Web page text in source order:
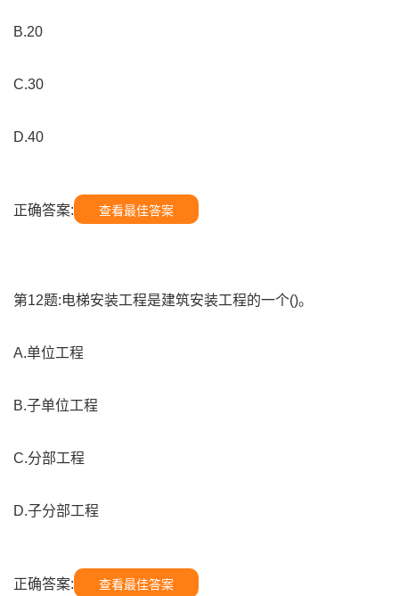
B.20
C.30
D.40
正确答案: 查看最佳答案
第12题:电梯安装工程是建筑安装工程的一个()。
A.单位工程
B.子单位工程
C.分部工程
D.子分部工程
正确答案: 查看最佳答案